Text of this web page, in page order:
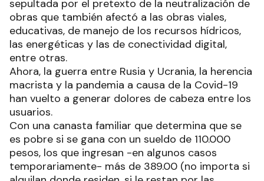
sepultada por el pretexto de la neutralización de
obras que también afectó a las obras viales,
educativas, de manejo de los recursos hídricos,
las energéticas y las de conectividad digital,
entre otras.
Ahora, la guerra entre Rusia y Ucrania, la herencia
macrista y la pandemia a causa de la Covid-19
han vuelto a generar dolores de cabeza entre los
usuarios.
Con una canasta familiar que determina que se
es pobre si se gana con un sueldo de 110.000
pesos, los que ingresan -en algunos casos
temporariamente- más de 389.00 (no importa si